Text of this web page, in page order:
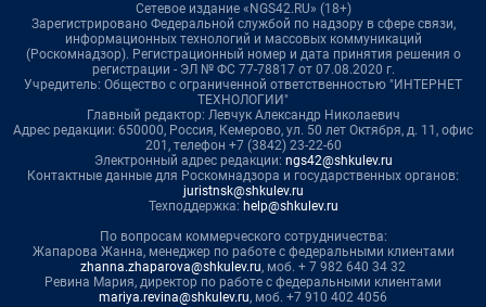
Сетевое издание «NGS42.RU» (18+)
Зарегистрировано Федеральной службой по надзору в сфере связи,
информационных технологий и массовых коммуникаций
(Роскомнадзор). Регистрационный номер и дата принятия решения о
регистрации - ЭЛ № ФС 77-78817 от 07.08.2020 г.
Учредитель: Общество с ограниченной ответственностью "ИНТЕРНЕТ
ТЕХНОЛОГИИ"
Главный редактор: Левчук Александр Николаевич
Адрес редакции: 650000, Россия, Кемерово, ул. 50 лет Октября, д. 11, офис
201, телефон +7 (3842) 23-22-60
Электронный адрес редакции: ngs42@shkulev.ru
Контактные данные для Роскомнадзора и государственных органов:
juristnsk@shkulev.ru
Техподдержка: help@shkulev.ru
По вопросам коммерческого сотрудничества:
Жапарова Жанна, менеджер по работе с федеральными клиентами
zhanna.zhaparova@shkulev.ru, моб. + 7 982 640 34 32
Ревина Мария, директор по работе с федеральными клиентами
mariya.revina@shkulev.ru, моб. +7 910 402 4056